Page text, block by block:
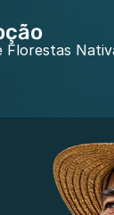
Florestas